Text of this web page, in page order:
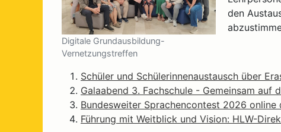
Digitale Grundausbildung-
Vernetzungstreffen
den
Schüler und Schülerinnenaustausch über
Galaabend 3. Fachschule - Gemeinsam auf
Bundesweiter Sprachencontest 2026 online
Führung mit Weitblick und Vision: HLW-